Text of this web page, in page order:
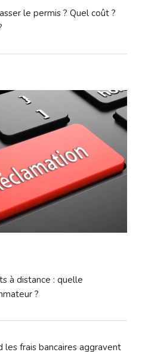
le permis ? Quel coût ?
à distance : quelle
?
les frais bancaires aggravent